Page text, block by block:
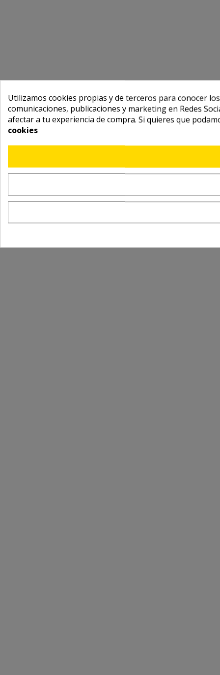
Utilizamos cookies propias y de terceros para conocer
comunicaciones, publicaciones y marketing en Redes
afectar a tu experiencia de compra. Si quieres que
cookies